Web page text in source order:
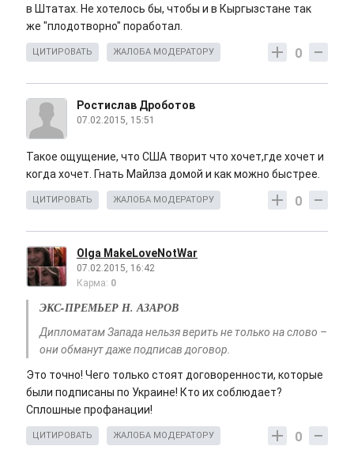
в Штатах. Не хотелось бы, чтобы и в Кыргызстане так
же "плодотворно" поработал.
0
ЦИТИРОВАТЬ ЖАЛОБА МОДЕРАТОРУ
Ростислав Дроботов
07.02.2015, 15:51
Такое ощущение, что США творит что хочет,где хочет и
когда хочет. Гнать Майлза домой и как можно быстрее.
0
ЦИТИРОВАТЬ ЖАЛОБА МОДЕРАТОРУ
Olga MakeLoveNotWar
07.02.2015, 16:42
Карма: 0
ЭКС-ПРЕМЬЕР Н. АЗАРОВ
Дипломатам Запада нельзя верить не только на слово –
они обманут даже подписав договор.
Это точно! Чего только стоят договоренности, которые
были подписаны по Украине! Кто их соблюдает?
Сплошные профанации!
0
ЦИТИРОВАТЬ ЖАЛОБА МОДЕРАТОРУ